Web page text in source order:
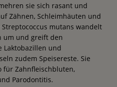
sie sich rasant und
Zähnen, Schleimhäuten und
mutans wandelt
um und greift den
Laktobazillen und
zudem Speisereste. Sie
für Zahnfleischbluten,
Parodontitis.